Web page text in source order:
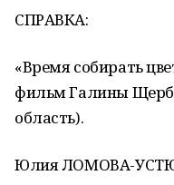
СПРАВКА:
«Время собирать
фильм Галины
область).
Юлия ЛОМОВА-